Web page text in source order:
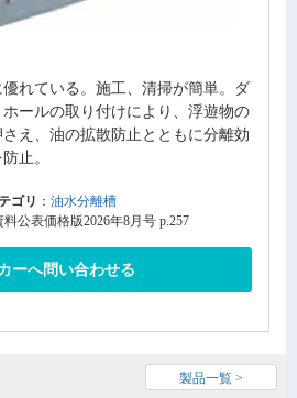
れている。施工、清掃が簡単。ダ
ールの取り付けにより、浮遊物の
え、油の拡散防止とともに分離効
止。
ゴリ ： 油水分離槽
公表価格版2026年8月号 p.257
ーへ問い合わせる
製品一覧 >